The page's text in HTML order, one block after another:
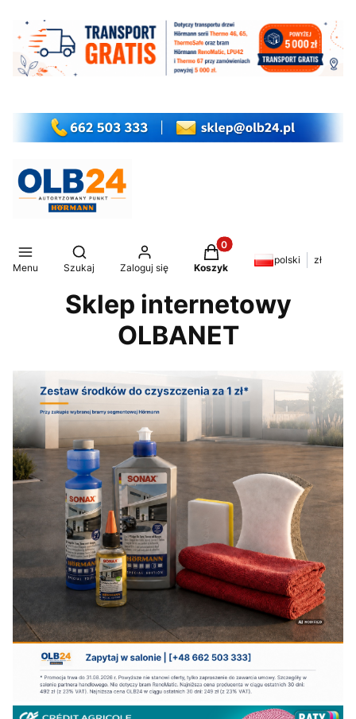
Menu
Otwórz wyszukiwarkę
Szukaj Zaloguj się
Produkty w koszyku: 0.
Koszyk
polski zł
Sklep internetowy
OLBANET